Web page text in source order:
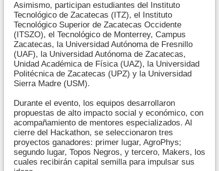
Asimismo, participan estudiantes del Instituto
Tecnológico de Zacatecas (ITZ), el Instituto
Tecnológico Superior de Zacatecas Occidente
(ITSZO), el Tecnológico de Monterrey, Campus
Zacatecas, la Universidad Autónoma de Fresnillo
(UAF), la Universidad Autónoma de Zacatecas,
Unidad Académica de Física (UAZ), la Universidad
Politécnica de Zacatecas (UPZ) y la Universidad
Sierra Madre (USM).
Durante el evento, los equipos desarrollaron
propuestas de alto impacto social y económico, con
acompañamiento de mentores especializados. Al
cierre del Hackathon, se seleccionaron tres
proyectos ganadores: primer lugar, AgroPhys;
segundo lugar, Topos Negros, y tercero, Makers, los
cuales recibirán capital semilla para impulsar sus